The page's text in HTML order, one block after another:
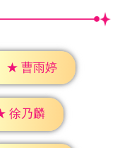
★ 曹雨婷
徐乃麟